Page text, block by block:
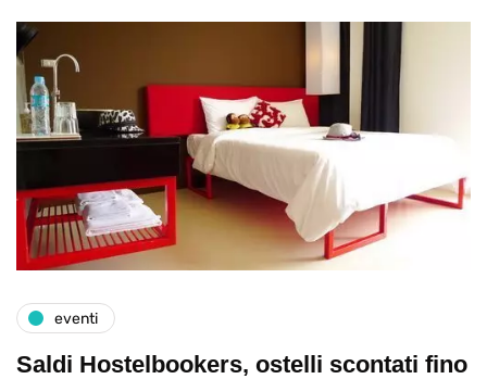
eventi
Saldi Hostelbookers, ostelli scontati fino